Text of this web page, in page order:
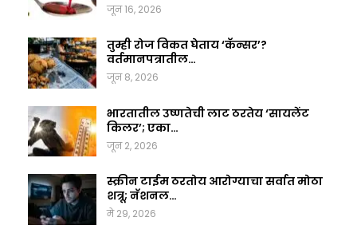
जून 16, 2026
तुम्ही रोज विकत घेताय ‘कॅन्सर’?
वर्तमानपत्रातील…
जून 8, 2026
भारतातील उष्णतेची लाट ठरतेय ‘सायलेंट
किलर’; एका…
जून 2, 2026
स्क्रीन टाईम ठरतोय आरोग्याचा सर्वात मोठा
शत्रू; नॅशनल…
मे 29, 2026